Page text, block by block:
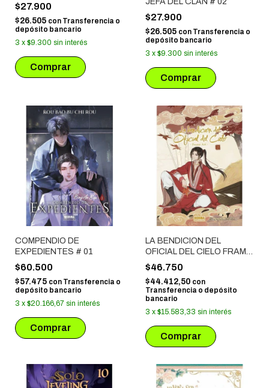
$27.900
$26.505 con Transferencia o
depósito bancario
3 x $9.300 sin interés
$27.900
$26.505 con Transferencia o
depósito bancario
3 x $9.300 sin interés
COMPENDIO DE
EXPEDIENTES # 01
$60.500
$57.475 con Transferencia o
depósito bancario
3 x $20.166,67 sin interés
LA BENDICION DEL
OFICIAL DEL CIELO FRAME
ART # 02
$46.750
$44.412,50 con
Transferencia o depósito
bancario
3 x $15.583,33 sin interés